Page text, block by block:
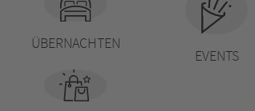
ÜBERNACHTEN
EVENTS